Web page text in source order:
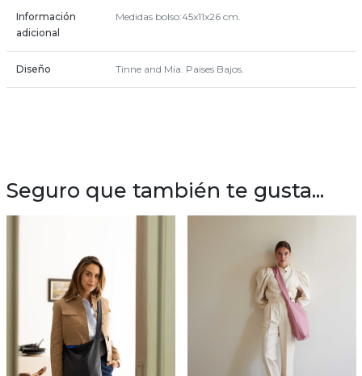
Información
adicional
Medidas bolso:45x11x26 cm.
Diseño Tinne and Mia. Paises Bajos.
Seguro que también te gusta...